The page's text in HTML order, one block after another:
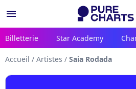
menu
Billetterie Star Academy
Accueil / Artistes / Saia Rodada